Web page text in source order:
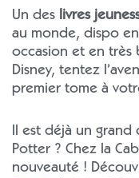
Un des livres
au monde, dispo
occasion et en très
Disney, tentez
premier tome à
Il est déjà un grand
Potter ? Chez la
nouveauté !